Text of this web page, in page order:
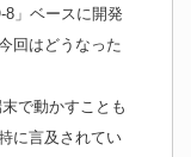
」ベースに開発
回はどうなった
で動かすことも
に言及されてい